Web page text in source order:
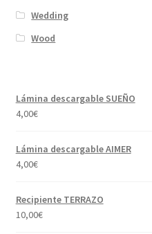
Wedding
Wood
Lámina descargable SUEÑO
4,00€
Lámina descargable AIMER
4,00€
Recipiente TERRAZO
10,00€